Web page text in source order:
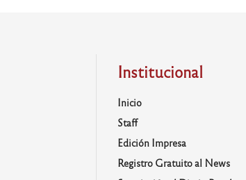
Institucional
Inicio
Staff
Edición Impresa
Registro Gratuito al News